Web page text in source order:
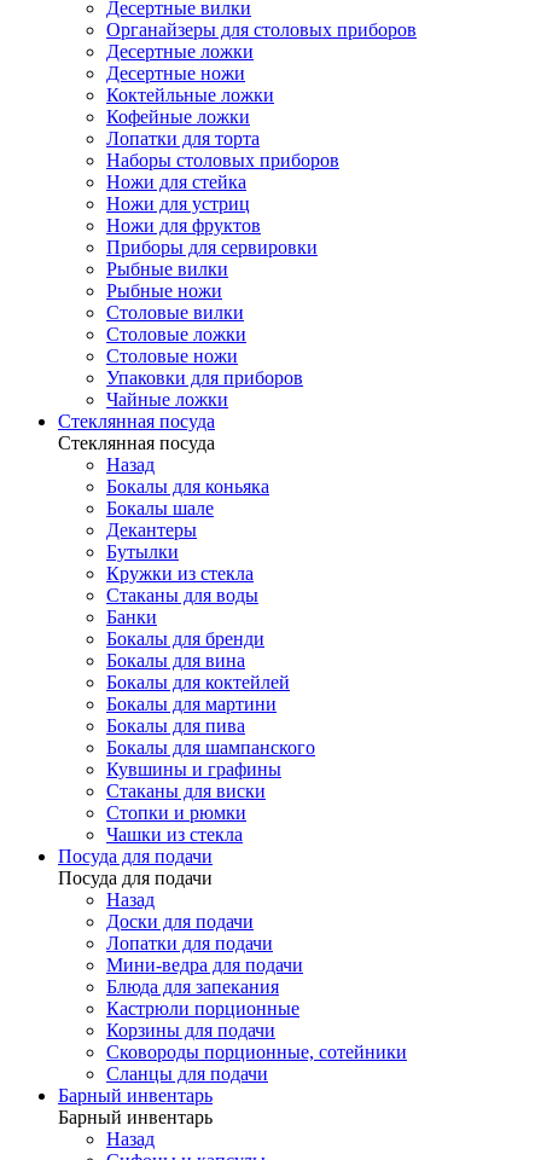
Десертные вилки
Органайзеры для столовых приборов
Десертные ложки
Десертные ножи
Коктейльные ложки
Кофейные ложки
Лопатки для торта
Наборы столовых приборов
Ножи для стейка
Ножи для устриц
Ножи для фруктов
Приборы для сервировки
Рыбные вилки
Рыбные ножи
Столовые вилки
Столовые ложки
Столовые ножи
Упаковки для приборов
Чайные ложки
Стеклянная посуда
Стеклянная посуда
Назад
Бокалы для коньяка
Бокалы шале
Декантеры
Бутылки
Кружки из стекла
Стаканы для воды
Банки
Бокалы для бренди
Бокалы для вина
Бокалы для коктейлей
Бокалы для мартини
Бокалы для пива
Бокалы для шампанского
Кувшины и графины
Стаканы для виски
Стопки и рюмки
Чашки из стекла
Посуда для подачи
Посуда для подачи
Назад
Доски для подачи
Лопатки для подачи
Мини-ведра для подачи
Блюда для запекания
Кастрюли порционные
Корзины для подачи
Сковороды порционные, сотейники
Сланцы для подачи
Барный инвентарь
Барный инвентарь
Назад